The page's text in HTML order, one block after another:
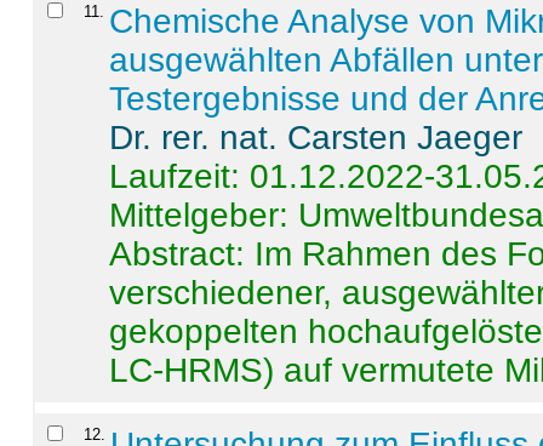
11
Chemische Analyse von
ausgewählten Abfällen
Testergebnisse und der
Dr. rer. nat. Carsten Jaeger
Laufzeit: 01.12.2022-
Mittelgeber:
Abstract: Im Rahmen des
verschiedener,
gekoppelten
LC-HRMS) auf vermutete
12